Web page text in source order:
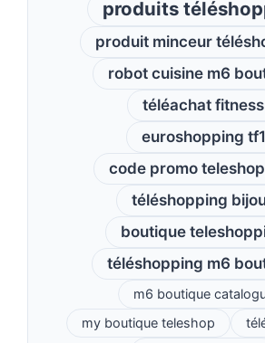
produits
produit minceur
robot cuisine m6
téléachat fitness
euroshopping tf1
code promo
téléshopping
boutique
téléshopping m6
m6 boutique
my boutique teleshop